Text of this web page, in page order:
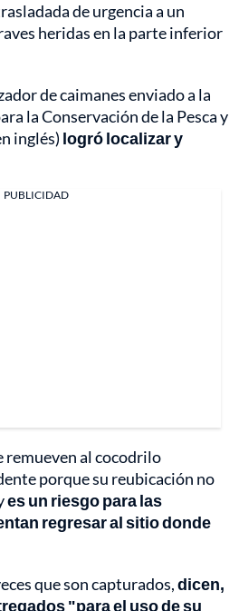
de urgencia a un
heridas en la parte inferior
de caimanes enviado a la
la Conservación de la Pesca y
inglés) logró localizar y
PUBLICIDAD
remueven al cocodrilo
porque su reubicación no
es un riesgo para las
regresar al sitio donde
que son capturados,dicen,
"para el uso de su